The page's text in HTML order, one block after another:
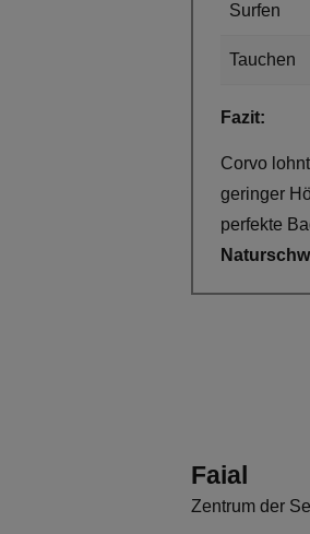
Surfen
Tauchen
Fazit:
Corvo
geringer
perfekte
Faial
Zentrum der